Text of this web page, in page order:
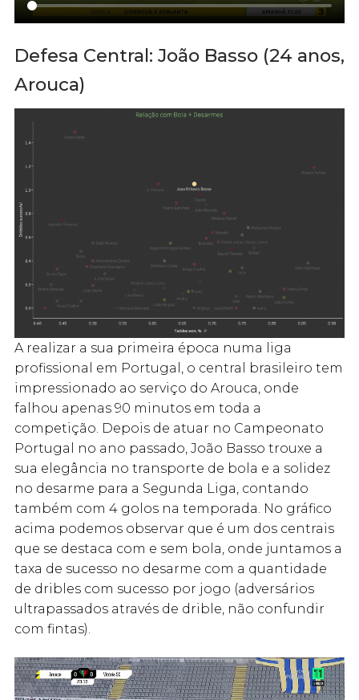
Defesa Central: João Basso (24 anos,
Arouca)
A realizar a sua primeira época numa liga
profissional em Portugal, o central brasileiro tem
impressionado ao serviço do Arouca, onde
falhou apenas 90 minutos em toda a
competição. Depois de atuar no Campeonato
Portugal no ano passado, João Basso trouxe a
sua elegância no transporte de bola e a solidez
no desarme para a Segunda Liga, contando
também com 4 golos na temporada. No gráfico
acima podemos observar que é um dos centrais
que se destaca com e sem bola, onde juntamos a
taxa de sucesso no desarme com a quantidade
de dribles com sucesso por jogo (adversários
ultrapassados através de drible, não confundir
com fintas).